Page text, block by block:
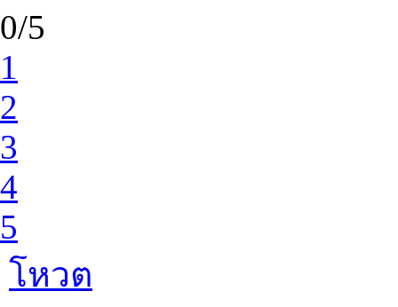
0/5
1
2
3
4
5
โหวต